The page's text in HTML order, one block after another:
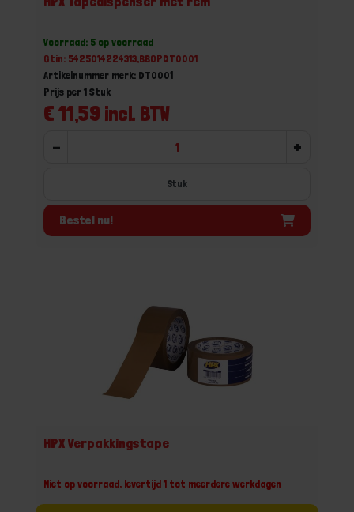
Voorraad: 5 op voorraad
Gtin: 5425014224313,BBOPDT0001
Artikelnummer merk: DT0001
€ 11,59 incl. BTW
Prijs per 1 Stuk
- +
Stuk
Bestel nu!
HPX Verpakkingstape
Niet op voorraad, levertijd 1 tot meerdere werkdagen